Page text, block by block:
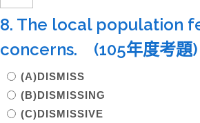
8. The local population
concerns. (105年度考題)
(A)DISMISS
(B)DISMISSING
(C)DISMISSIVE